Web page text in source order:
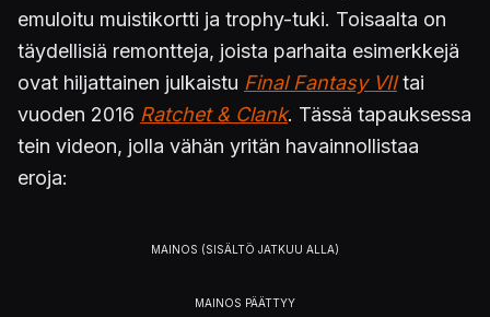
emuloitu muistikortti ja trophy-tuki. Toisaalta on
täydellisiä remontteja, joista parhaita esimerkkejä
ovat hiljattainen julkaistu Final Fantasy VIItai
vuoden 2016 Ratchet & Clank. Tässä tapauksessa
tein videon, jolla vähän yritän havainnollistaa
eroja: